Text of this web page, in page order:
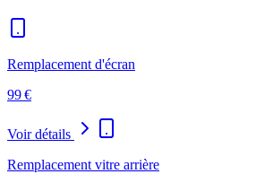
Remplacement d'écran
99€
Voir détails
Remplacement vitre arrière